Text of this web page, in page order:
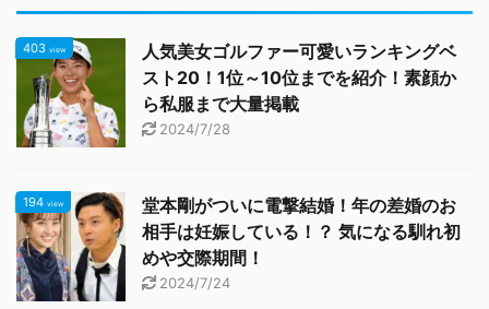
403 view
人気美女ゴルファー可愛いランキングベ
スト20！1位～10位までを紹介！素顔か
ら私服まで大量掲載
2024/7/28
194 view
堂本剛がついに電撃結婚！年の差婚のお
相手は妊娠している！？ 気になる馴れ初
めや交際期間！
2024/7/24